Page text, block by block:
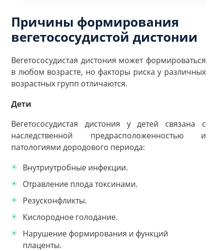
Причины формирования
вегетососудистой дистонии
Вегетососудистая дистония может формироваться
в любом возрасте, но факторы риска у различных
возрастных групп отличаются.
Дети
Вегетососудистая дистония у детей связана с
наследственной предрасположенностью и
патологиями дородового периода:
Внутриутробные инфекции.
Отравление плода токсинами.
Резусконфликты.
Кислородное голодание.
Нарушение формирования и функций
плаценты.